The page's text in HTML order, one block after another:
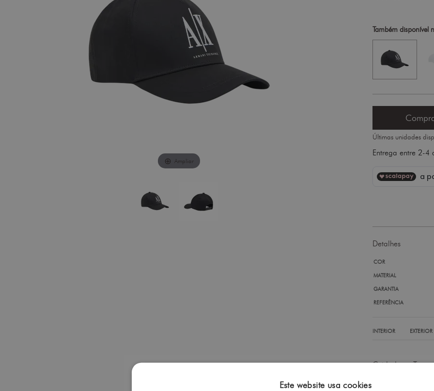
Ampliar
Também disponível
Últimas unidades
Entrega entre 2-4
Detalhes
COR
MATERIAL
GARANTIA
REFERÊNCIA
INTERIOR EXTERIOR
Cuidados a Ter
Este website usa cookies